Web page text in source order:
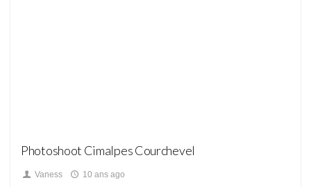
Photoshoot Cimalpes Courchevel
Vaness 10 ans ago